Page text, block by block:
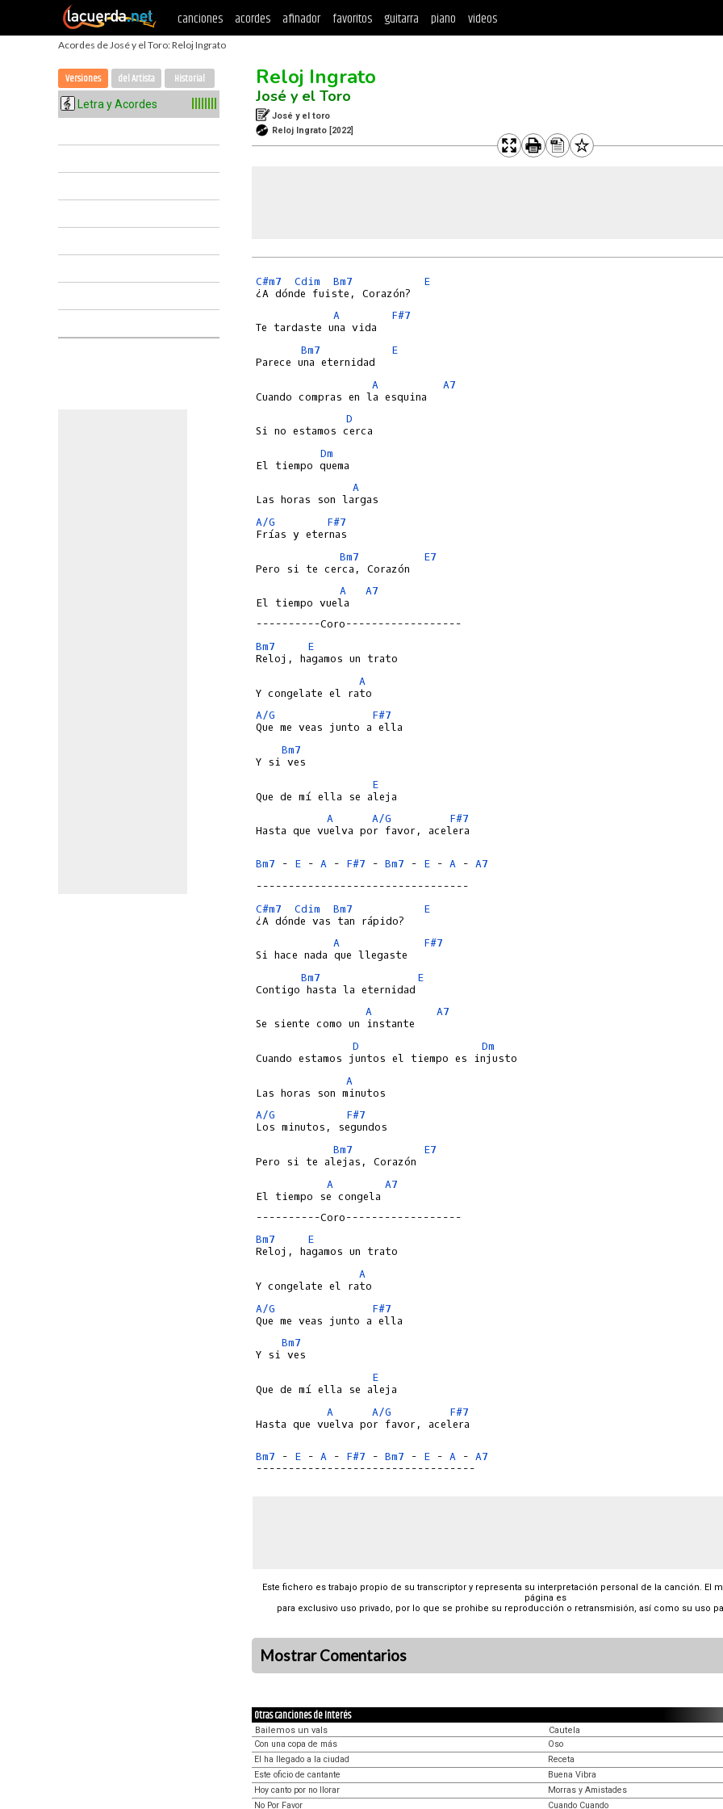
canciones acordes afinador favoritos guitarra piano videos
Acordes de José y el Toro: Reloj Ingrato
Versiones del Artista Historial
Letra y Acordes
Reloj Ingrato
José y el Toro
José y el toro
Reloj Ingrato [2022]
C#m7 Cdim Bm7
E
A
F#7
Bm7
E
A
A7
D
Dm
A
A/G
F#7
Bm7
E7
A
A7
El tiempo vuela
----------Coro------------------
Bm7
E
A
A/G
F#7
Bm7
E
A
A/G
F#7
Hasta que vuelva por favor, acelera
Bm7 - E - A - F#7 - Bm7 - E - A - A7
---------------------------------
C#m7
Cdim Bm7
E
A
F#7
Bm7
E
A
A7
D
Dm
A
A/G
F#7
Bm7
E7
A
A7
El tiempo se congela
----------Coro------------------
Bm7
E
A
A/G
F#7
Bm7
E
A
A/G
F#7
Hasta que vuelva por favor, acelera
Bm7 - E - A - F#7 - Bm7 - E - A - A7
----------------------------------
Este fichero es trabajo propio de su transcriptor y representa su interpretación personal de la canción. El
página es
para exclusivo uso privado, por lo que se prohibe su reproducción o retransmisión, así como su uso
Mostrar Comentarios
Otras canciones de Interés
Bailemos un vals
Con una copa de más
El ha llegado a la ciudad
Este oficio de cantante
Hoy canto por no llorar
No Por Favor
Cautela
Oso
Receta
Buena Vibra
Morras y Amistades
Cuando Cuando